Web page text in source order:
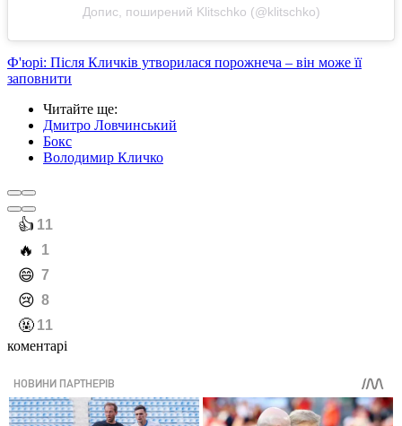
Допис, поширений Klitschko (@klitschko)
Ф'юрі: Після Кличків утворилася порожнеча – він може її
заповнити
Читайте ще:
Дмитро Ловчинський
Бокс
Володимир Кличко
️👍 11
️🔥 1
️😄 7
️😢 8
️🤬 11
коментарі